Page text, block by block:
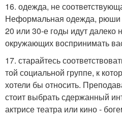
16. одежда, не
Неформальная одежда, рюши
20 или 30-е годы идут далеко
окружающих воспринимать
17. старайтесь
той социальной группе, к
хотели бы относить.
стоит выбрать сдержанный
актрисе театра или кино -